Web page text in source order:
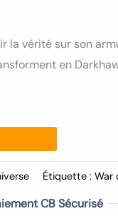
la vérité sur son
en
Étiquette : War
CB Sécurisé